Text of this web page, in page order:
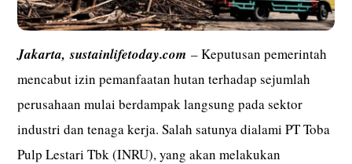
Jakarta,sustainlifetoday.com– Keputusan pemerintah
mencabut izin pemanfaatan hutan terhadap sejumlah
perusahaan mulai berdampak langsung pada sektor
industri dan tenaga kerja. Salah satunya dialami PT Toba
Pulp Lestari Tbk (INRU), yang akan melakukan